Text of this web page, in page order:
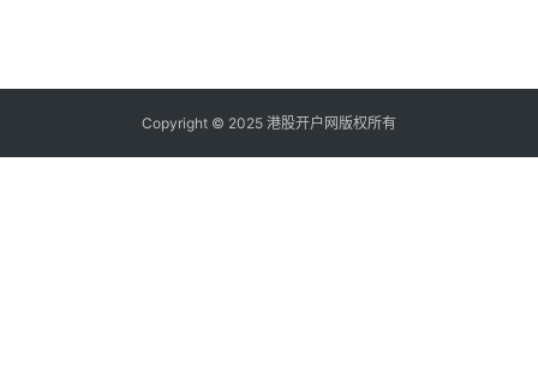
Copyright © 2025 港股开户网版权所有